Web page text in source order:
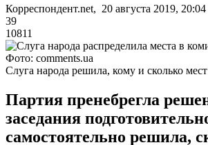
Корреспондент.net, 20 августа 2019, 20:04
39
10811
Фото: comments.ua
Слуга народа решила, кому и сколько
Партия пренебрегла
заседания
самостоятельно решила,